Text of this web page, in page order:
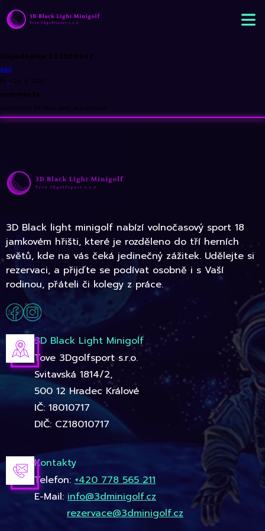
Objednávka 202500347
edit
By • 26. 9. 2025
comments
comments for this post are closed
3D Black light minigolf nabízí volnočasový sport 18
jamkovém hřišti, které je rozděleno do tří herních
světů, kde na vás čeká jedinečný zážitek. Udělejte si
rezervaci, a přijďte se podívat osobně i s Vaší
rodinou, přáteli či kolegy z práce.
3D Black Light Minigolf
Tove 3Dgolfsport s.r.o.
Svitavská 1814/2,
500 12 Hradec Králové
IČ: 18010717
DIČ: CZ18010717
Kontakty
Telefon: +420 778 565 211
E-Mail: info@3dminigolf.cz
rezervace@3dminigolf.cz